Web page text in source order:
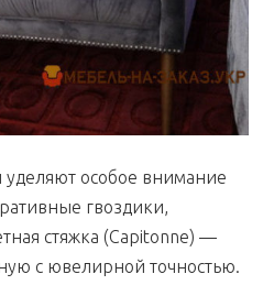
особое внимание
гвоздики,
стяжка (Capitonne) —
с ювелирной точностью.